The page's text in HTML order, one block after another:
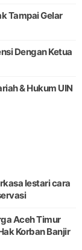
Tampai Gelar
Dengan Ketua
& Hukum UIN
lestari cara
Aceh Timur
Korban Banjir